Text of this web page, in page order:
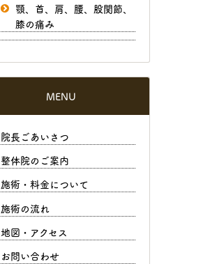
顎、首、肩、腰、股関節、
膝の痛み
MENU
院長ごあいさつ
整体院のご案内
施術・料金について
施術の流れ
地図・アクセス
お問い合わせ